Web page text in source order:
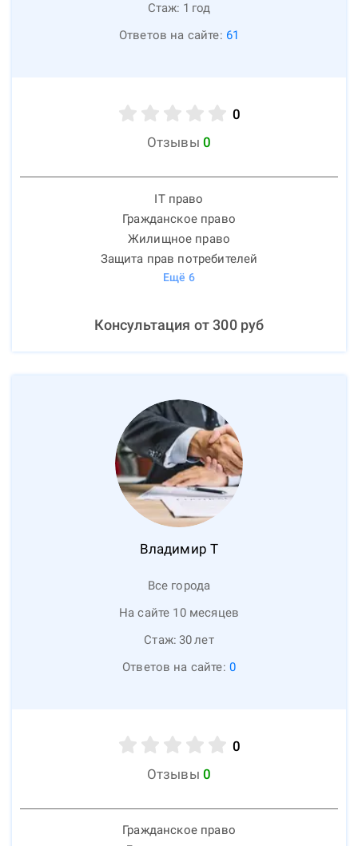
Стаж: 1 год
Ответов на сайте: 61
0
Отзывы 0
IT право
Гражданское право
Жилищное право
Защита прав потребителей
Ещё 6
Консультация от300руб
Владимир Т
Все города
На сайте 10 месяцев
Стаж: 30лет
Ответов на сайте: 0
0
Отзывы 0
Гражданское право